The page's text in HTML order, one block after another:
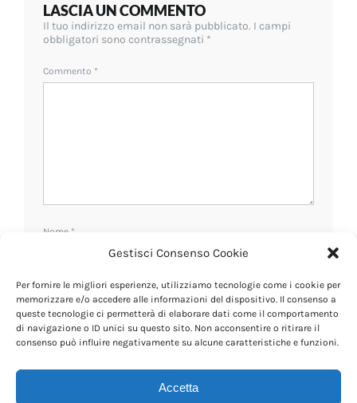
Gestisci Consenso Cookie
Per fornire le migliori esperienze, utilizziamo tecnologie come i cookie per
memorizzare e/o accedere alle informazioni del dispositivo. Il consenso a
queste tecnologie ci permetterà di elaborare dati come il comportamento
di navigazione o ID unici su questo sito. Non acconsentire o ritirare il
consenso può influire negativamente su alcune caratteristiche e funzioni.
Accetta
LASCIA UN COMMENTO
Il tuo indirizzo email non sarà pubblicato. I campi
obbligatori sono contrassegnati *
Commento *
Nome *
Email*